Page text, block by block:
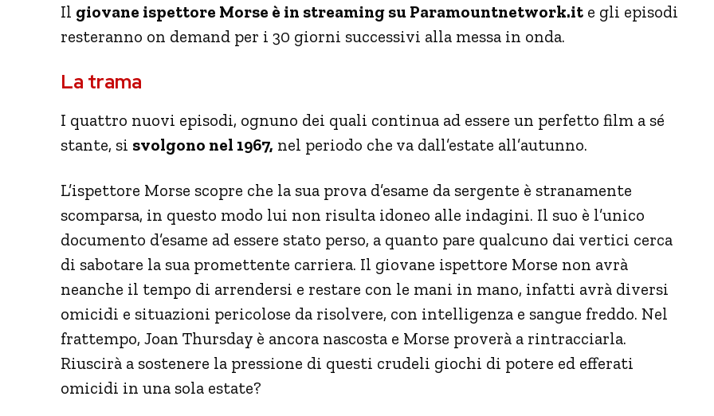
Il giovane ispettore Morse è in streaming su Paramountnetwork.it e gli episodi
resteranno on demand per i 30 giorni successivi alla messa in onda.
La trama
I quattro nuovi episodi, ognuno dei quali continua ad essere un perfetto film a sé
stante, si svolgono nel 1967, nel periodo che va dall’estate all’autunno.
L’ispettore Morse scopre che la sua prova d’esame da sergente è stranamente
scomparsa, in questo modo lui non risulta idoneo alle indagini. Il suo è l’unico
documento d’esame ad essere stato perso, a quanto pare qualcuno dai vertici cerca
di sabotare la sua promettente carriera. Il giovane ispettore Morse non avrà
neanche il tempo di arrendersi e restare con le mani in mano, infatti avrà diversi
omicidi e situazioni pericolose da risolvere, con intelligenza e sangue freddo. Nel
frattempo, Joan Thursday è ancora nascosta e Morse proverà a rintracciarla.
Riuscirà a sostenere la pressione di questi crudeli giochi di potere ed efferati
omicidi in una sola estate?